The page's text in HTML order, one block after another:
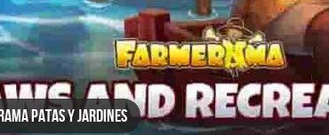
Patas y jardines